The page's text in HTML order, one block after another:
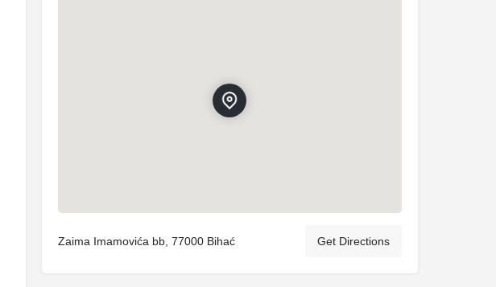
Zaima Imamovića bb, 77000 Bihać Get Directions